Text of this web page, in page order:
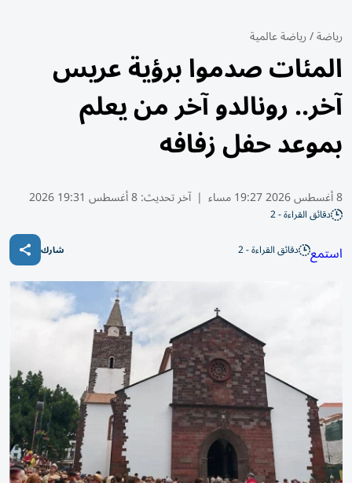
رياضة/رياضة عالمية
المئات صدموا برؤية عريس
آخر.. رونالدو آخر من يعلم
بموعد حفل زفافه
8 أغسطس 2026 19:27 مساء | آخر تحديث:8 أغسطس 19:31 2026
دقائق القراءة - 2
استمع دقائق القراءة - 2 شارك